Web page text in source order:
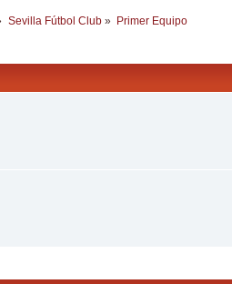
Sevilla Fútbol Club» Primer Equipo